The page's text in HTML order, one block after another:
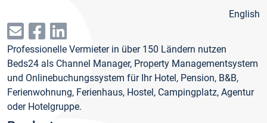
English
Professionelle Vermieter in über 150 Ländern nutzen
Beds24 als Channel Manager, Property Managementsystem
und Onlinebuchungssystem für Ihr Hotel, Pension, B&B,
Ferienwohnung, Ferienhaus, Hostel, Campingplatz, Agentur
oder Hotelgruppe.